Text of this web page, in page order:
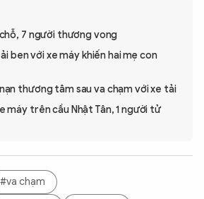
7 người thương vong
ben với xe máy khiến hai mẹ con
thương tâm sau va chạm với xe tải
máy trên cầu Nhật Tân, 1 người tử
#va chạm